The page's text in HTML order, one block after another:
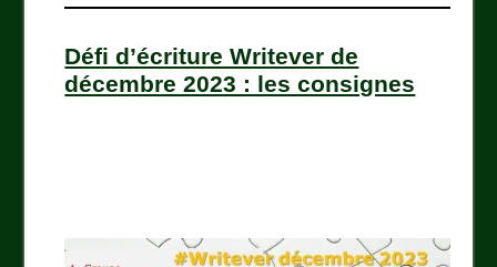
Défi d’écriture Writever de
décembre 2023 : les consignes